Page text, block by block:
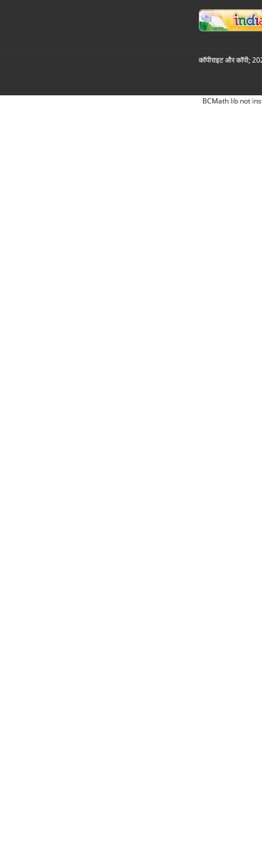
कॉपीराइट और कॉपी;
BCMath lib not